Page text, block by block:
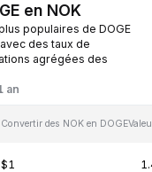
en NOK
populaires de DOGE
des taux de
agrégées des
an
Convertir des NOK en DOGE
$1